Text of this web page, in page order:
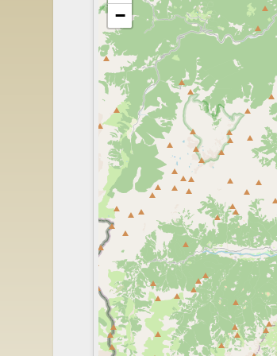
CAPPELLA DI SAN BERNARDINO DA
SIENA
CAPPELLA MARIA SANTISSIMA DELLA
MERCEDE (O DELLA MADONNA DEL
BOSCHETTO)
CHIESA DI SANTA MARIA ASSUNTA
CHIESA DI SANTA CATERINA
−